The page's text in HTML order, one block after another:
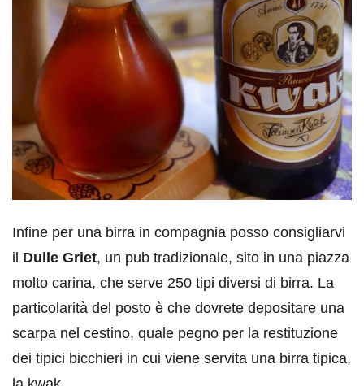
Infine per una birra in compagnia posso consigliarvi
il Dulle Griet, un pub tradizionale, sito in una piazza
molto carina, che serve 250 tipi diversi di birra. La
particolarità del posto è che dovrete depositare una
scarpa nel cestino, quale pegno per la restituzione
dei tipici bicchieri in cui viene servita una birra tipica,